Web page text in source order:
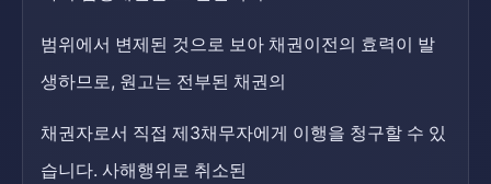
범위에서 변제된 것으로 보아 채권이전의 효력이 발
생하므로, 원고는 전부된 채권의
채권자로서 직접 제3채무자에게 이행을 청구할 수 있
습니다. 사해행위로 취소된